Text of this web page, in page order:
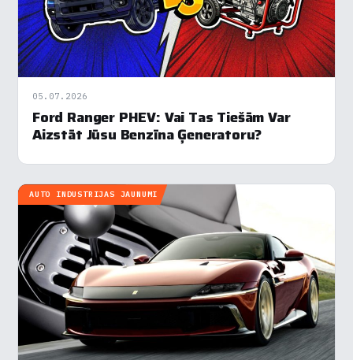
05.07.2026
Ford Ranger PHEV: Vai Tas Tiešām Var
Aizstāt Jūsu Benzīna Ģeneratoru?
AUTO INDUSTRIJAS JAUNUMI
▶ Analītika
▶ Veiktspēja
▶ Reklāma
Saglabāt preferences
Pieņemt visu